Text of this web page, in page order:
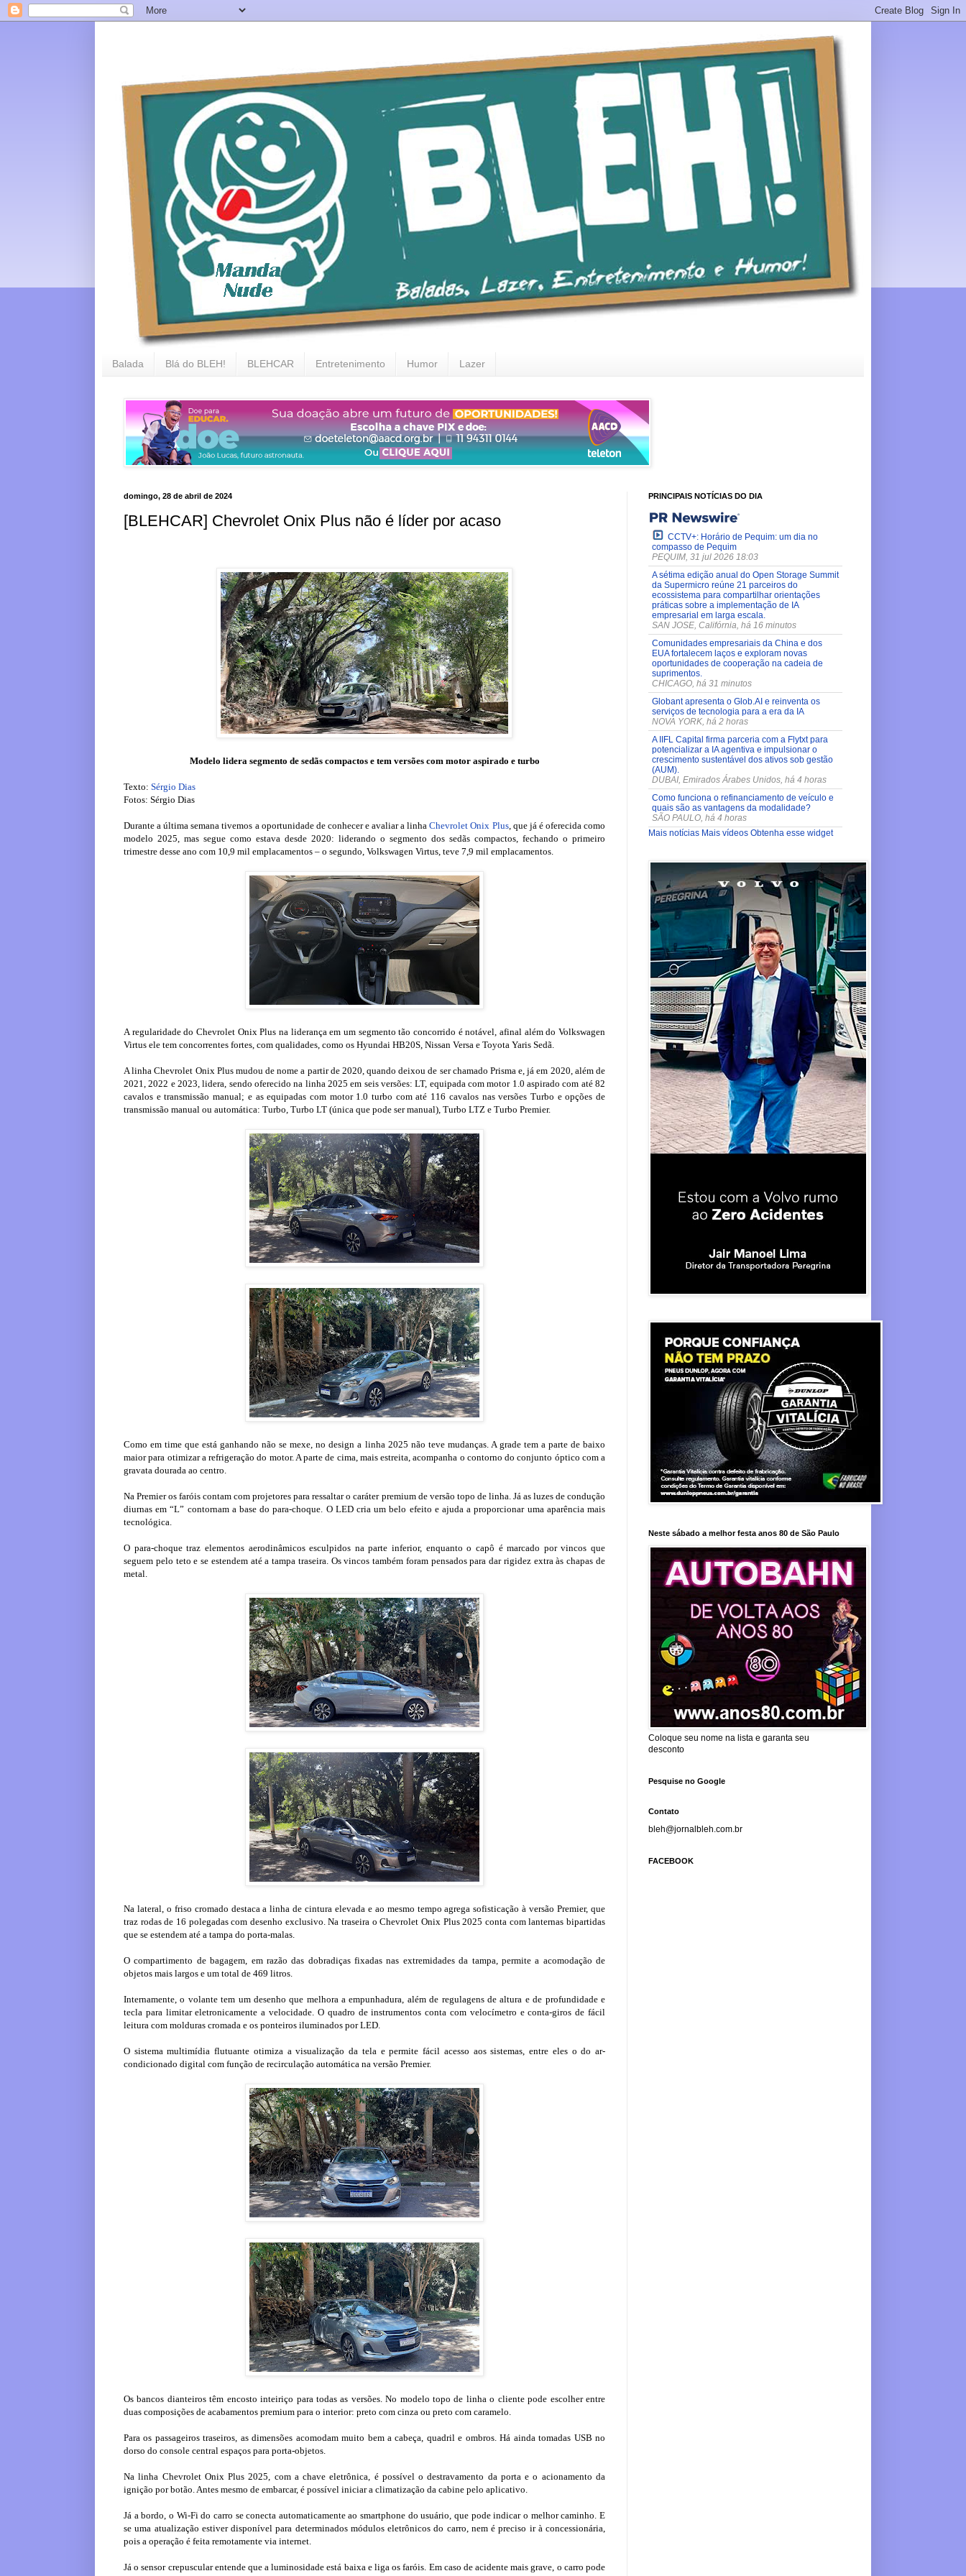
Balada Blá do BLEH! BLEHCAR Entretenimento Humor Lazer
domingo, 28 de abril de 2024
[BLEHCAR] Chevrolet Onix Plus não é líder por acaso
Modelo lidera segmento de sedãs compactos e tem versões com motor aspirado e turbo
Texto: Sérgio Dias
Fotos: Sérgio Dias
Durante a última semana tivemos a oportunidade de conhecer e avaliar a linhaChevrolet Onix Plus, que já é oferecida como
modelo 2025, mas segue como estava desde 2020: liderando o segmento dos sedãs compactos, fechando o primeiro
trimestre desse ano com 10,9 mil emplacamentos – o segundo, Volkswagen Virtus, teve 7,9 mil emplacamentos.
A regularidade do Chevrolet Onix Plus na liderança em um segmento tão concorrido é notável, afinal além do Volkswagen
Virtus ele tem concorrentes fortes, com qualidades, como os Hyundai HB20S, Nissan Versa e Toyota Yaris Sedã.
A linha Chevrolet Onix Plus mudou de nome a partir de 2020, quando deixou de ser chamado Prisma e, já em 2020, além de
2021, 2022 e 2023, lidera, sendo oferecido na linha 2025 em seis versões: LT, equipada com motor 1.0 aspirado com até 82
cavalos e transmissão manual; e as equipadas com motor 1.0 turbo com até 116 cavalos nas versões Turbo e opções de
transmissão manual ou automática: Turbo, Turbo LT (única que pode ser manual), Turbo LTZ e Turbo Premier.
Como em time que está ganhando não se mexe, no design a linha 2025 não teve mudanças. A grade tem a parte de baixo
maior para otimizar a refrigeração do motor. A parte de cima, mais estreita, acompanha o contorno do conjunto óptico com a
gravata dourada ao centro.
Na Premier os faróis contam com projetores para ressaltar o caráter premium de versão topo de linha. Já as luzes de condução
diurnas em “L” contornam a base do para-choque. O LED cria um belo efeito e ajuda a proporcionar uma aparência mais
tecnológica.
O para-choque traz elementos aerodinâmicos esculpidos na parte inferior, enquanto o capô é marcado por vincos que
seguem pelo teto e se estendem até a tampa traseira. Os vincos também foram pensados para dar rigidez extra às chapas de
metal.
Na lateral, o friso cromado destaca a linha de cintura elevada e ao mesmo tempo agrega sofisticação à versão Premier, que
traz rodas de 16 polegadas com desenho exclusivo. Na traseira o Chevrolet Onix Plus 2025 conta com lanternas bipartidas
que se estendem até a tampa do porta-malas.
O compartimento de bagagem, em razão das dobradiças fixadas nas extremidades da tampa, permite a acomodação de
objetos mais largos e um total de 469 litros.
Internamente, o volante tem um desenho que melhora a empunhadura, além de regulagens de altura e de profundidade e
tecla para limitar eletronicamente a velocidade. O quadro de instrumentos conta com velocímetro e conta-giros de fácil
leitura com molduras cromada e os ponteiros iluminados por LED.
O sistema multimídia flutuante otimiza a visualização da tela e permite fácil acesso aos sistemas, entre eles o do ar-
condicionado digital com função de recirculação automática na versão Premier.
Os bancos dianteiros têm encosto inteiriço para todas as versões. No modelo topo de linha o cliente pode escolher entre
duas composições de acabamentos premium para o interior: preto com cinza ou preto com caramelo.
Para os passageiros traseiros, as dimensões acomodam muito bem a cabeça, quadril e ombros. Há ainda tomadas USB no
dorso do console central espaços para porta-objetos.
Na linha Chevrolet Onix Plus 2025, com a chave eletrônica, é possível o destravamento da porta e o acionamento da
ignição por botão. Antes mesmo de embarcar, é possível iniciar a climatização da cabine pelo aplicativo.
Já a bordo, o Wi-Fi do carro se conecta automaticamente ao smartphone do usuário, que pode indicar o melhor caminho. E
se uma atualização estiver disponível para determinados módulos eletrônicos do carro, nem é preciso ir à concessionária,
pois a operação é feita remotamente via internet.
Já o sensor crepuscular entende que a luminosidade está baixa e liga os faróis. Em caso de acidente mais grave, o carro pode
PRINCIPAIS NOTÍCIAS DO DIA
CCTV+: Horário de Pequim: um dia no
compasso de Pequim
PEQUIM, 31 jul 2026 18:03
A sétima edição anual do Open Storage Summit
da Supermicro reúne 21 parceiros do
ecossistema para compartilhar orientações
práticas sobre a implementação de IA
empresarial em larga escala.
SAN JOSE, Califórnia, há 16 minutos
Comunidades empresariais da China e dos
EUA fortalecem laços e exploram novas
oportunidades de cooperação na cadeia de
suprimentos.
CHICAGO, há 31 minutos
Globant apresenta o Glob.AI e reinventa os
serviços de tecnologia para a era da IA
NOVA YORK, há 2 horas
A IIFL Capital firma parceria com a Flytxt para
potencializar a IA agentiva e impulsionar o
crescimento sustentável dos ativos sob gestão
(AUM).
DUBAI, Emirados Árabes Unidos, há 4 horas
Como funciona o refinanciamento de veículo e
quais são as vantagens da modalidade?
SÃO PAULO, há 4 horas
Mais notícias Mais vídeos Obtenha esse widget
Neste sábado a melhor festa anos 80 de São Paulo
Coloque seu nome na lista e garanta seu
desconto
Pesquise no Google
Contato
bleh@jornalbleh.com.br
FACEBOOK